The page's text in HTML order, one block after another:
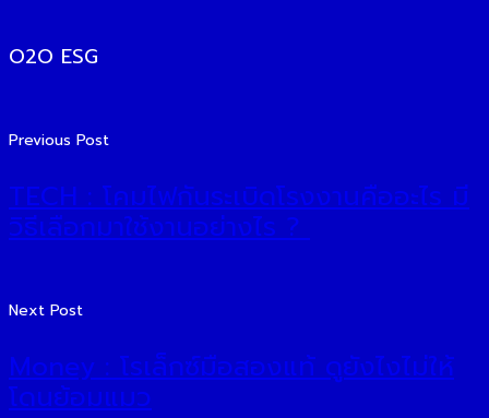
O2O ESG
Previous Post
TECH : โคมไฟกันระเบิดโรงงานคืออะไร มี
วิธีเลือกมาใช้งานอย่างไร ?
Next Post
Money : โรเล็กซ์มือสองแท้ ดูยังไงไม่ให้
โดนย้อมแมว